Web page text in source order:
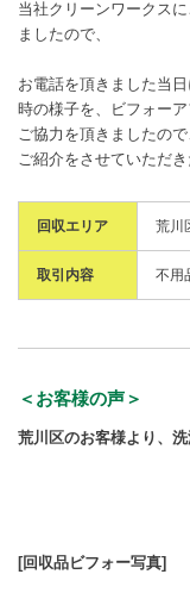
当社クリーンワークス
ましたので、
お電話を頂きました当
時の様子を、ビフォー
ご協力を頂きましたので
ご紹介をさせていただ
回収エリア 荒川
取引内容 不用
＜お客様の声＞
荒川区のお客様より、
[回収品ビフォー写真]